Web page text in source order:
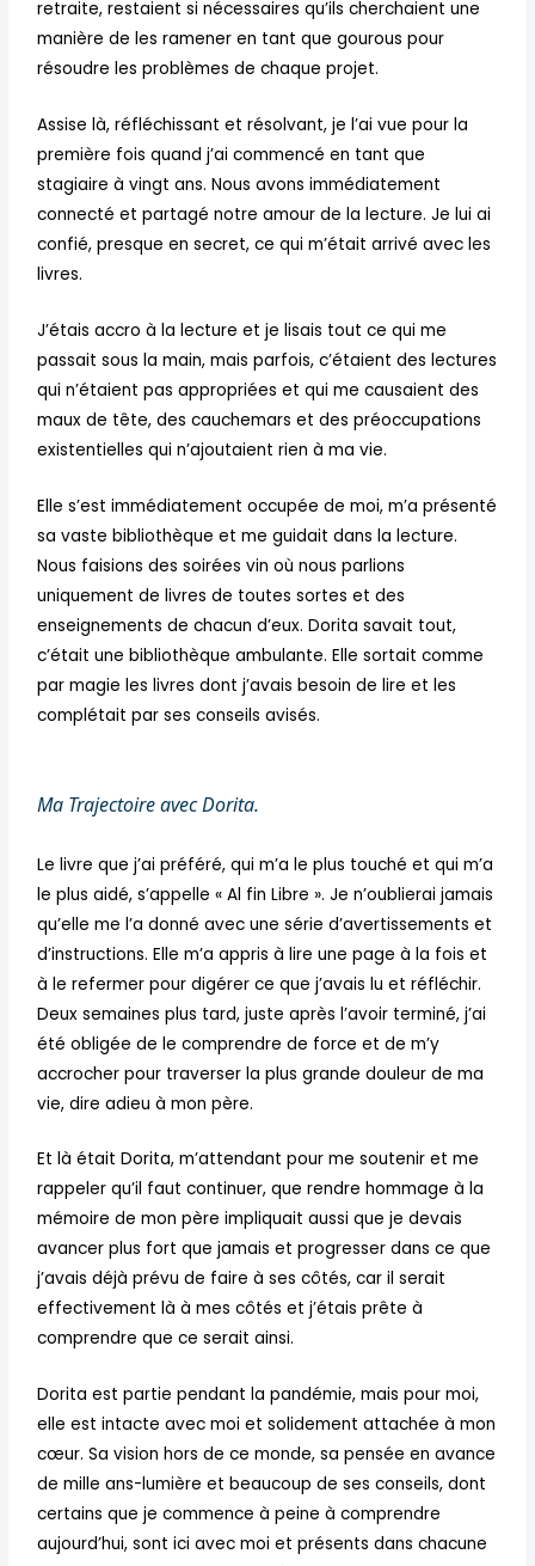
retraite, restaient si nécessaires qu’ils cherchaient une
manière de les ramener en tant que gourous pour
résoudre les problèmes de chaque projet.
Assise là, réfléchissant et résolvant, je l’ai vue pour la
première fois quand j’ai commencé en tant que
stagiaire à vingt ans. Nous avons immédiatement
connecté et partagé notre amour de la lecture. Je lui ai
confié, presque en secret, ce qui m’était arrivé avec les
livres.
J’étais accro à la lecture et je lisais tout ce qui me
passait sous la main, mais parfois, c’étaient des lectures
qui n’étaient pas appropriées et qui me causaient des
maux de tête, des cauchemars et des préoccupations
existentielles qui n’ajoutaient rien à ma vie.
Elle s’est immédiatement occupée de moi, m’a présenté
sa vaste bibliothèque et me guidait dans la lecture.
Nous faisions des soirées vin où nous parlions
uniquement de livres de toutes sortes et des
enseignements de chacun d’eux. Dorita savait tout,
c’était une bibliothèque ambulante. Elle sortait comme
par magie les livres dont j’avais besoin de lire et les
complétait par ses conseils avisés.
Ma Trajectoire avec Dorita.
Le livre que j’ai préféré, qui m’a le plus touché et qui m’a
le plus aidé, s’appelle « Al fin Libre ». Je n’oublierai jamais
qu’elle me l’a donné avec une série d’avertissements et
d’instructions. Elle m’a appris à lire une page à la fois et
à le refermer pour digérer ce que j’avais lu et réfléchir.
Deux semaines plus tard, juste après l’avoir terminé, j’ai
été obligée de le comprendre de force et de m’y
accrocher pour traverser la plus grande douleur de ma
vie, dire adieu à mon père.
Et là était Dorita, m’attendant pour me soutenir et me
rappeler qu’il faut continuer, que rendre hommage à la
mémoire de mon père impliquait aussi que je devais
avancer plus fort que jamais et progresser dans ce que
j’avais déjà prévu de faire à ses côtés, car il serait
effectivement là à mes côtés et j’étais prête à
comprendre que ce serait ainsi.
Dorita est partie pendant la pandémie, mais pour moi,
elle est intacte avec moi et solidement attachée à mon
cœur. Sa vision hors de ce monde, sa pensée en avance
de mille ans-lumière et beaucoup de ses conseils, dont
certains que je commence à peine à comprendre
aujourd’hui, sont ici avec moi et présents dans chacune